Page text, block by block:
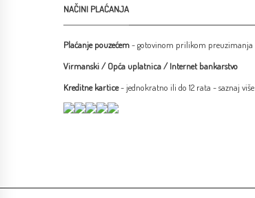
NAČINI PLAĆANJA
Plaćanje pouzećem- gotovinom prilikom preuzimanja
Virmanski / Opća uplatnica / Internet bankarstvo
Kreditne kartice- jednokratno ili do 12 rata -saznaj više